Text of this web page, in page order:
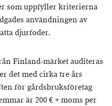
som uppfyller kriterierna
användningen av
djurfoder.
Finland-märket auditeras
det med cirka tre års
för gårdsbruksföretag
är 200 € + moms per